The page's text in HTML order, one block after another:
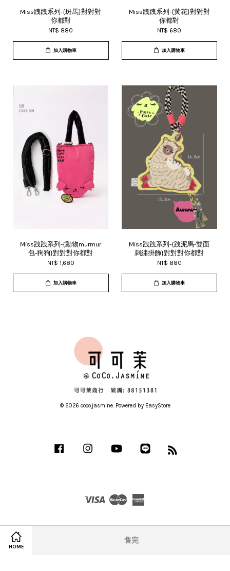
HOME
售完
Miss跩跩系列-{斑馬}對對對
你都對
NT$ 880
加入購物車
Miss跩跩系列-{黃花}對對對
你都對
NT$ 680
加入購物車
Miss跩跩系列-{動物murmur
包-狗狗}對對對你都對
NT$ 1,680
加入購物車
Miss跩跩系列-{跩泥馬-雙面
刺繡掛飾}對對對你都對
NT$ 880
加入購物車
© 2026 coco.jasmine. Powered by EasyStore
Facebook Instagram YouTube
Visa Master